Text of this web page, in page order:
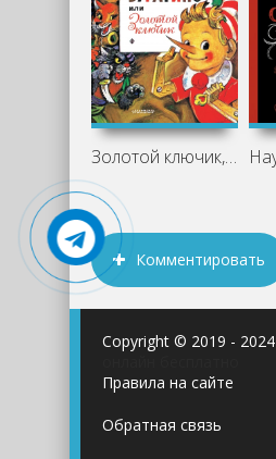
Золотой ключик, или Приключения
Комментировать
Copyright © 2019 - 2024
Правила на сайте
Обратная связь